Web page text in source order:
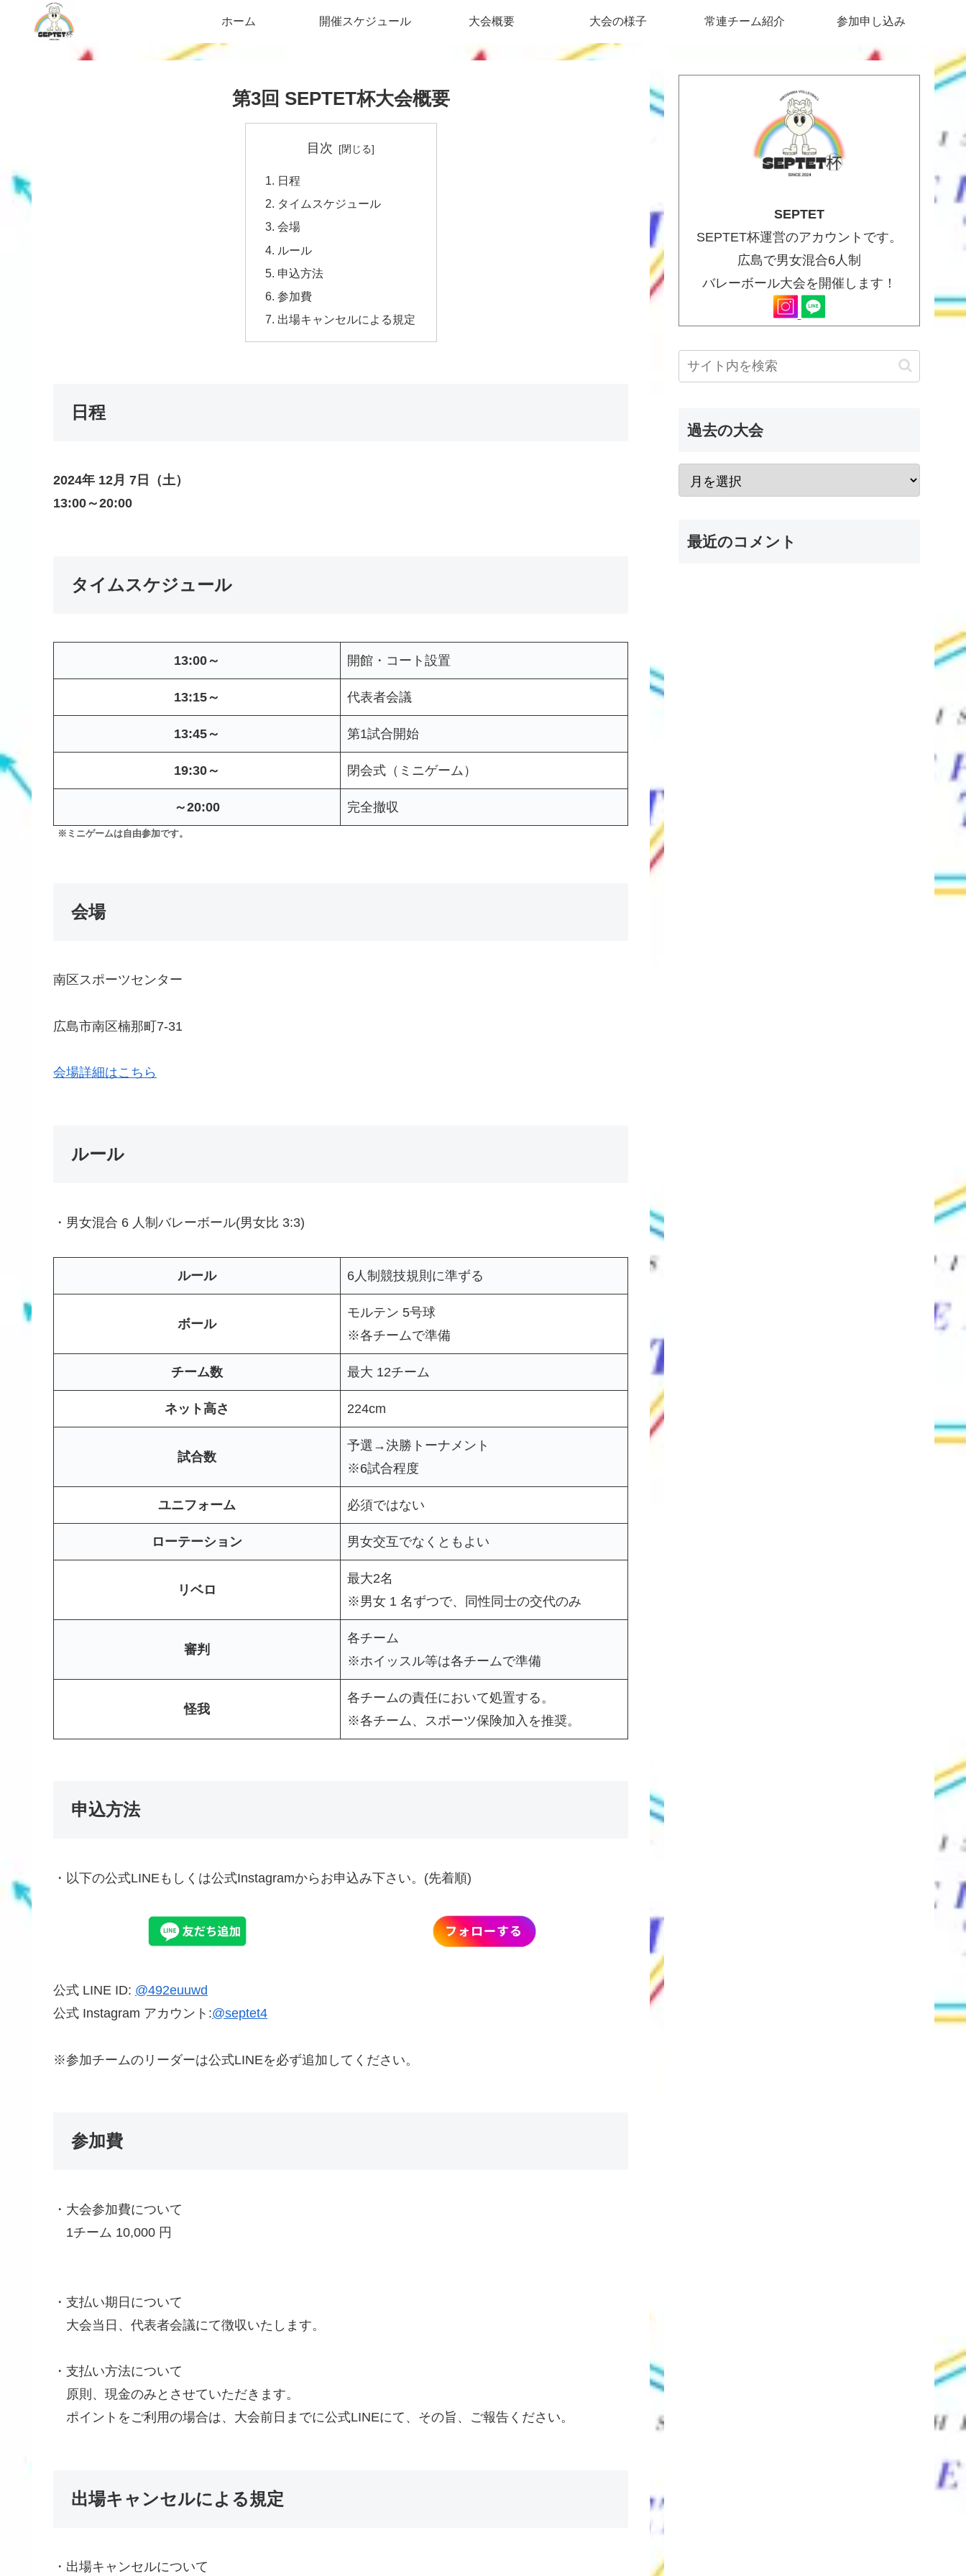
ホーム 開催スケジュール 大会概要 大会の様子 常連チーム紹介 参加申し込み
第3回 SEPTET杯大会概要
目次
日程
タイムスケジュール
会場
ルール
申込方法
参加費
出場キャンセルによる規定
日程
2024年 12月 7日（土）
13:00～20:00
タイムスケジュール
13:00～ 開館・コート設置
13:15～ 代表者会議
13:45～ 第1試合開始
19:30～ 閉会式（ミニゲーム）
～20:00 完全撤収
※ミニゲームは自由参加です。
会場
南区スポーツセンター
広島市南区楠那町7-31
会場詳細はこちら
ルール
・男女混合 6 人制バレーボール(男女比 3:3)
ルール 6人制競技規則に準ずる
ボール
モルテン 5号球
※各チームで準備
チーム数 最大 12チーム
ネット高さ 224cm
試合数
予選→決勝トーナメント
※6試合程度
ユニフォーム 必須ではない
ローテーション 男女交互でなくともよい
リベロ
最大2名
※男女 1 名ずつで、同性同士の交代のみ
審判
各チーム
※ホイッスル等は各チームで準備
怪我
各チームの責任において処置する。
※各チーム、スポーツ保険加入を推奨。
申込方法
・以下の公式LINEもしくは公式Instagramからお申込み下さい。(先着順)
公式 LINE ID: @492euuwd
公式 Instagram アカウント:@septet4
※参加チームのリーダーは公式LINEを必ず追加してください。
参加費
・大会参加費について
1チーム 10,000 円
・支払い期日について
大会当日、代表者会議にて徴収いたします。
・支払い方法について
原則、現金のみとさせていただきます。
ポイントをご利用の場合は、大会前日までに公式LINEにて、その旨、ご報告ください。
出場キャンセルによる規定
・出場キャンセルについて
SEPTET
SEPTET杯運営のアカウントです。
広島で男女混合6人制
バレーボール大会を開催します！
過去の大会
最近のコメント